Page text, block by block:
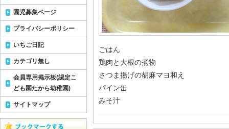
ごはん
鶏肉と大根の煮物
さつま揚げの胡麻マヨ和え
パイン缶
みそ汁
園児募集ページ
プライバシーポリシー
いちご日記
カテゴリ無し
会員専用掲示板(認定こ
ども園たから幼稚園)
サイトマップ